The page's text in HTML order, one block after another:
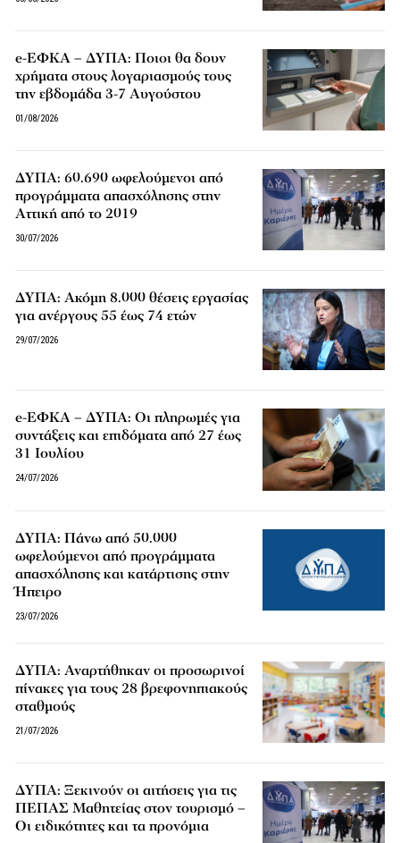
e-ΕΦΚΑ – ΔΥΠΑ: Ποιοι θα δουν
χρήματα στους λογαριασμούς τους
την εβδομάδα 3-7 Αυγούστου
01/08/2026
ΔΥΠΑ: 60.690 ωφελούμενοι από
προγράμματα απασχόλησης στην
Αττική από το 2019
30/07/2026
ΔΥΠΑ: Ακόμη 8.000 θέσεις εργασίας
για ανέργους 55 έως 74 ετών
29/07/2026
e-ΕΦΚΑ – ΔΥΠΑ: Οι πληρωμές για
συντάξεις και επιδόματα από 27 έως
31 Ιουλίου
24/07/2026
ΔΥΠΑ: Πάνω από 50.000
ωφελούμενοι από προγράμματα
απασχόλησης και κατάρτισης στην
Ήπειρο
23/07/2026
ΔΥΠΑ: Αναρτήθηκαν οι προσωρινοί
πίνακες για τους 28 βρεφονηπιακούς
σταθμούς
21/07/2026
ΔΥΠΑ: Ξεκινούν οι αιτήσεις για τις
ΠΕΠΑΣ Μαθητείας στον τουρισμό –
Οι ειδικότητες και τα προνόμια